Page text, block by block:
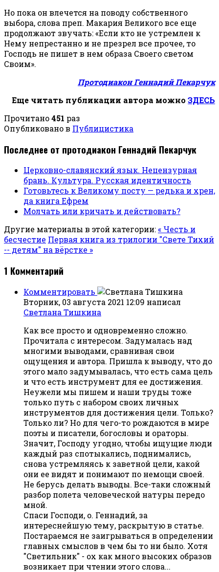
Но пока он влечется на поводу собственного
выбора, слова преп. Макария Великого все еще
продолжают звучать: «Если кто не устремлен к
Нему непрестанно и не презрел все прочее, то
Господь не пишет в нем образа Своего светом
Своим».
Протодиакон Геннадий Пекарчук
Еще читать публикации автора можно ЗДЕСЬ
Прочитано451 раз
Опубликовано в Публицистика
Последнее от протодиакон Геннадий Пекарчук
Церковно-славянский язык. Нецензурная
брань. Культура. Русская идентичность
Готовьтесь к Великому посту — редька и хрен,
да книга Ефрем
Молчать или кричать и действовать?
Другие материалы в этой категории:« Честь и
бесчестие Первая книга из трилогии "Свете Тихий
-- детям" на вёрстке »
1 Комментарий
Комментировать
Вторник, 03 августа 2021 12:09 написал
Светлана Тишкина
Как все просто и одновременно сложно.
Прочитала с интересом. Задумалась над
многими выводами, сравнивая свои
ощущения и автора. Пришла к выводу, что до
этого мало задумывалась, что есть сама цель
и что есть инструмент для ее достижения.
Неужели мы пишем и наши труды тоже
только путь с набором своих личных
инструментов для достижения цели. Только?
Только ли? Но для чего-то рождаются в мире
поэты и писатели, богословы и ораторы.
Значит, Господу угодно, чтобы ищущие люди
каждый раз спотыкались, поднимались,
снова устремляясь к заветной цели, какой
они ее видят и понимают по немощи своей.
Не берусь делать выводы. Все-таки сложный
разбор полета человеческой натуры передо
мной.
Спаси Господи, о. Геннадий, за
интереснейшую тему, раскрытую в статье.
Постараемся не заигрываться в определении
главных смыслов в чем бы то ни было. Хотя
"Светильник" - ох как много высоких образов
возникает при чтении этого слова...